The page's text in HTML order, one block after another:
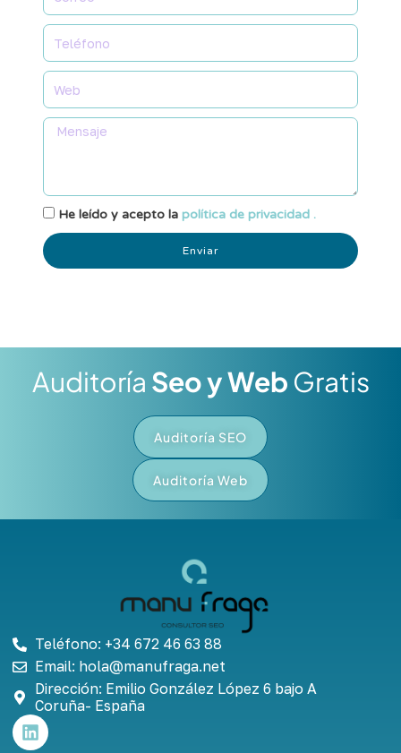
He leído y acepto la política de privacidad .
Enviar
Auditoría Seo y Web Gratis
Auditoría SEO
Auditoría Web
Teléfono: +34 672 46 63 88
Email: hola@manufraga.net
Dirección: Emilio González López 6 bajo A
Coruña- España
L
i